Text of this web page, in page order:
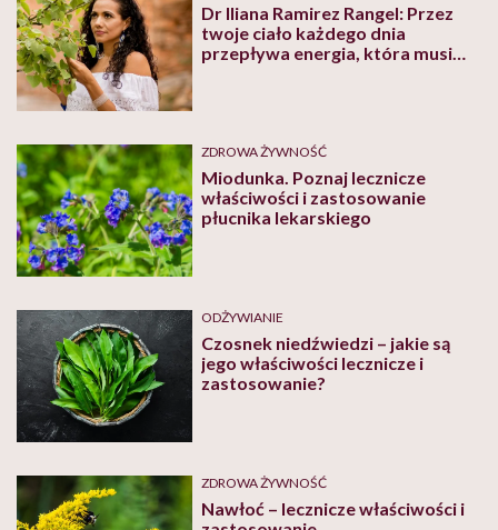
Dr Iliana Ramirez Rangel: Przez
twoje ciało każdego dnia
przepływa energia, która musi
ZDROWA ŻYWNOŚĆ
Miodunka. Poznaj lecznicze
właściwości i zastosowanie
płucnika lekarskiego
ODŻYWIANIE
Czosnek niedźwiedzi – jakie są
jego właściwości lecznicze i
zastosowanie?
ZDROWA ŻYWNOŚĆ
Nawłoć – lecznicze właściwości i